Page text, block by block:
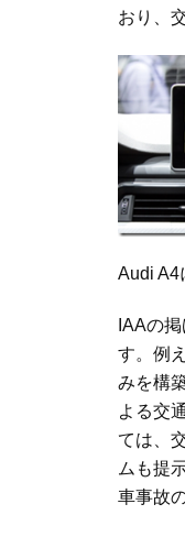
おり、
Audi A4
IAAの掲
す。例
みを構
よる交
ては、
ムも提
車事故